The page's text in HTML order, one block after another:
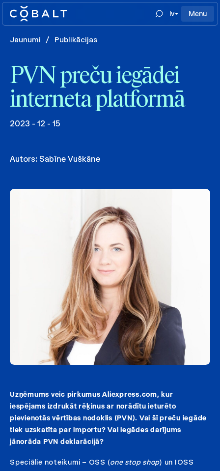
lv Menu
Jaunumi / Publikācijas
PVN preču iegādei
interneta platformā
2023 - 12 - 15
Autors: Sabīne Vuškāne
Uzņēmums veic pirkumus Aliexpress.com, kur
iespējams izdrukāt rēķinus ar norādītu ieturēto
pievienotās vērtības nodoklis (PVN). Vai šī preču iegāde
tiek uzskatīta par importu? Vai iegādes darījums
jānorāda PVN deklarācijā?
Speciālie noteikumi – OSS (one stop shop) un IOSS